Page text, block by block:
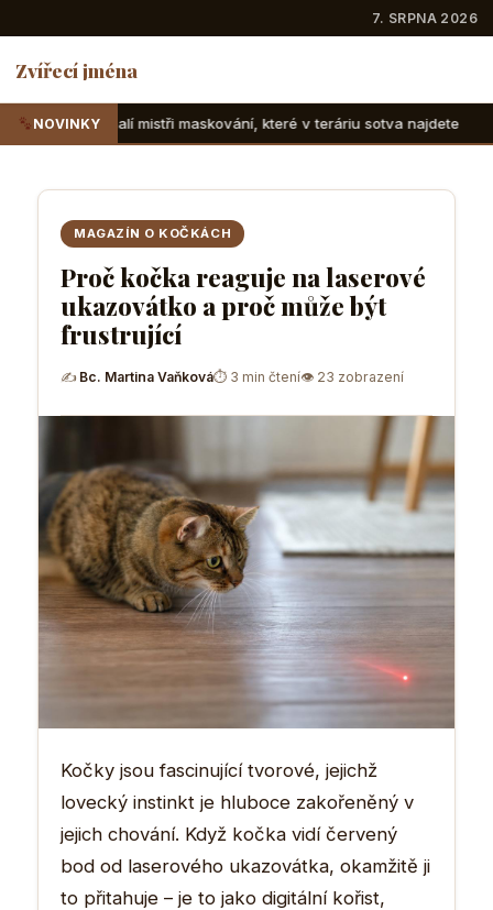
7. SRPNA 2026
Zvířecí jména
NOVINKY
maskování, které v teráriu sotva najdete
MAGAZÍN O KOČKÁCH
Proč kočka reaguje na laserové
ukazovátko a proč může být
frustrující
✍ Bc. Martina Vaňková⏱ 3 min čtení👁 23 zobrazení
Kočky jsou fascinující tvorové, jejichž
lovecký instinkt je hluboce zakořeněný v
jejich chování. Když kočka vidí červený
bod od laserového ukazovátka, okamžitě ji
to přitahuje – je to jako digitální kořist,